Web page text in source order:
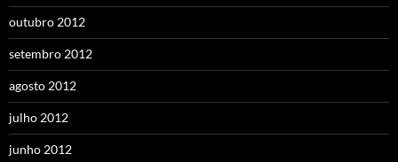
outubro 2012
setembro 2012
agosto 2012
julho 2012
junho 2012